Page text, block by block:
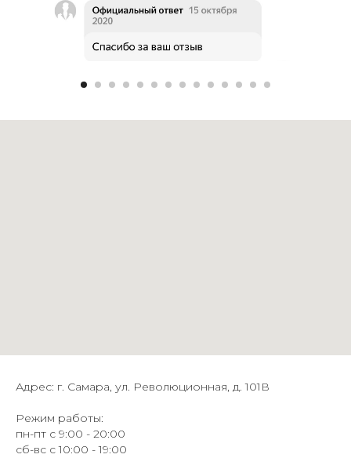
Адрес: г. Самара, ул. Революционная, д. 101В
Режим работы:
пн-пт с 9:00 - 20:00
сб-вс с 10:00 - 19:00